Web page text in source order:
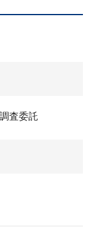
査委託